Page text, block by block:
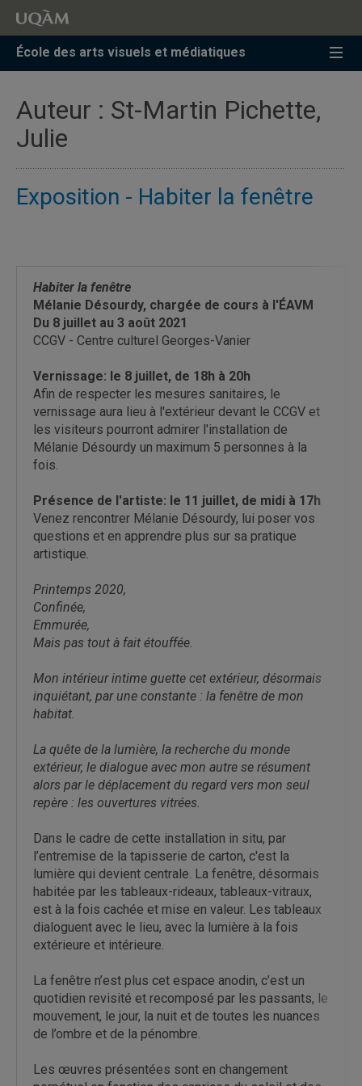
Accéder
recherche
Accéder
menu
pricipal
Accéder
zone
École des arts visuels et médiatiques
Auteur : St-Martin Pichette,
Julie
Exposition - Habiter la fenêtre
Habiter la fenêtre
Mélanie Désourdy, chargée de cours à l'ÉAVM
Du 8 juillet au 3 août 2021
CCGV - Centre culturel Georges-Vanier
Vernissage: le 8 juillet, de 18h à 20h
Afin de respecter les mesures sanitaires, le
vernissage aura lieu à l'extérieur devant le CCGV et
les visiteurs pourront admirer l'installation de
Mélanie Désourdy un maximum 5 personnes à la
fois.
Présence de l'artiste: le 11 juillet, de midi à 17h
Venez rencontrer Mélanie Désourdy, lui poser vos
questions et en apprendre plus sur sa pratique
artistique.
Printemps 2020,
Confinée,
Emmurée,
Mais pas tout à fait étouffée.
Mon intérieur intime guette cet extérieur, désormais
inquiétant, par une constante : la fenêtre de mon
habitat.
La quête de la lumière, la recherche du monde
extérieur, le dialogue avec mon autre se résument
alors par le déplacement du regard vers mon seul
repère : les ouvertures vitrées.
Dans le cadre de cette installation in situ, par
l’entremise de la tapisserie de carton, c'est la
lumière qui devient centrale. La fenêtre, désormais
habitée par les tableaux-rideaux, tableaux-vitraux,
est à la fois cachée et mise en valeur. Les tableaux
dialoguent avec le lieu, avec la lumière à la fois
extérieure et intérieure.
La fenêtre n’est plus cet espace anodin, c’est un
quotidien revisité et recomposé par les passants, le
mouvement, le jour, la nuit et de toutes les nuances
de l’ombre et de la pénombre.
Les œuvres présentées sont en changement